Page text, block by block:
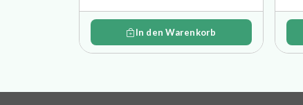
In den Warenkorb